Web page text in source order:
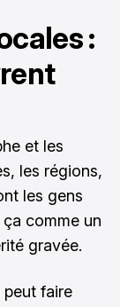
:
et les
les régions,
les gens
comme un
gravée.
peut faire